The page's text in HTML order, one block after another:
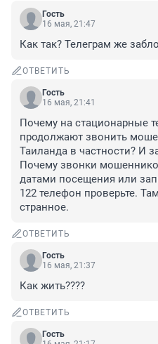
Гость
16 мая, 21:47
Как так? Телеграм же
ОТВЕТИТЬ
Гость
16 мая, 21:41
Почему на стационарные
продолжают звонить
Таиланда в частности? И
Почему звонки
датами посещения или
122 телефон проверьте.
странное.
ОТВЕТИТЬ
Гость
16 мая, 21:37
Как жить????
ОТВЕТИТЬ
Гость